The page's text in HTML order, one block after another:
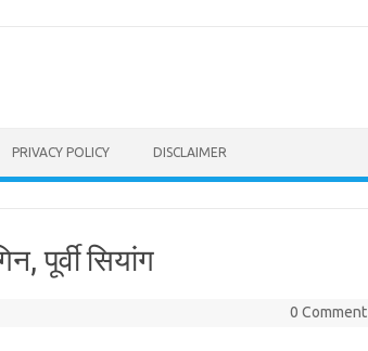
PRIVACY POLICY DISCLAIMER
पूर्वी सियांग
0 Comment